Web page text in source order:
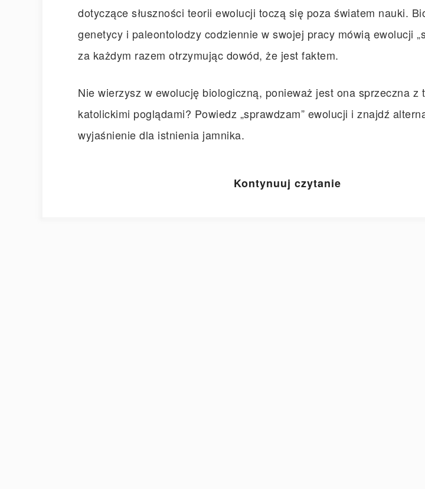
dotyczące słuszności teorii ewolucji toczą się poza światem nauki.
genetycy i paleontolodzy codziennie w swojej pracy mówią ewolucji
za każdym razem otrzymując dowód, że jest faktem.
Nie wierzysz w ewolucję biologiczną, ponieważ jest ona sprzeczna z
katolickimi poglądami? Powiedz „sprawdzam” ewolucji i znajdź
wyjaśnienie dla istnienia jamnika.
Kontynuuj czytanie